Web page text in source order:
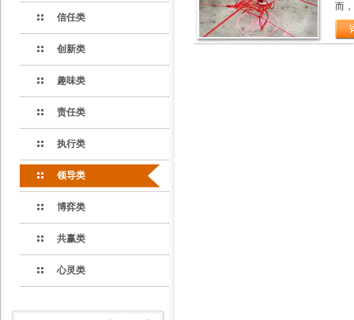
信任类
创新类
趣味类
责任类
执行类
领导类
博弈类
共赢类
心灵类
而